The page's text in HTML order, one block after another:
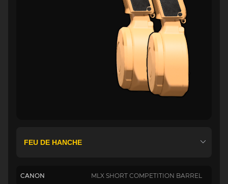
CANON MLX SHORT COMPETITION BARREL